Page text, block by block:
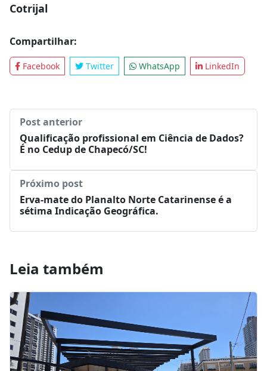
Cotrijal
Compartilhar:
Facebook Twitter WhatsApp LinkedIn
Post anterior
Qualificação profissional em Ciência de Dados?
É no Cedup de Chapecó/SC!
Próximo post
Erva-mate do Planalto Norte Catarinense é a
sétima Indicação Geográfica.
Leia também